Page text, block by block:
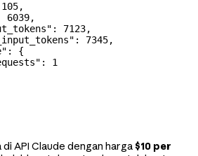
105,
6039,
: 7123,
: 7345,
: {
: 1
API Claude dengan harga$10 per